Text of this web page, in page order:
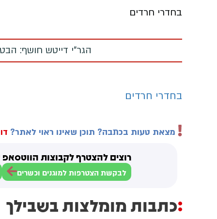
בחדרי חרדים
הגר"י דייטש חושף:
בחדרי חרדים
מצאת טעות בכתבה? תוכן שאינו ראוי לאתר?
רוצים להצטרף לקבוצות הווטסאפ
לבקשת הצטרפות למוגנים וכשרים
כתבות מומלצות בשבילך